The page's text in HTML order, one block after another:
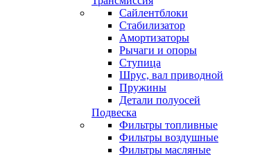
Сайлентблоки
Стабилизатор
Амортизаторы
Рычаги и опоры
Ступица
Шрус, вал приводной
Пружины
Детали полуосей
Подвеска
Фильтры топливные
Фильтры воздушные
Фильтры масляные